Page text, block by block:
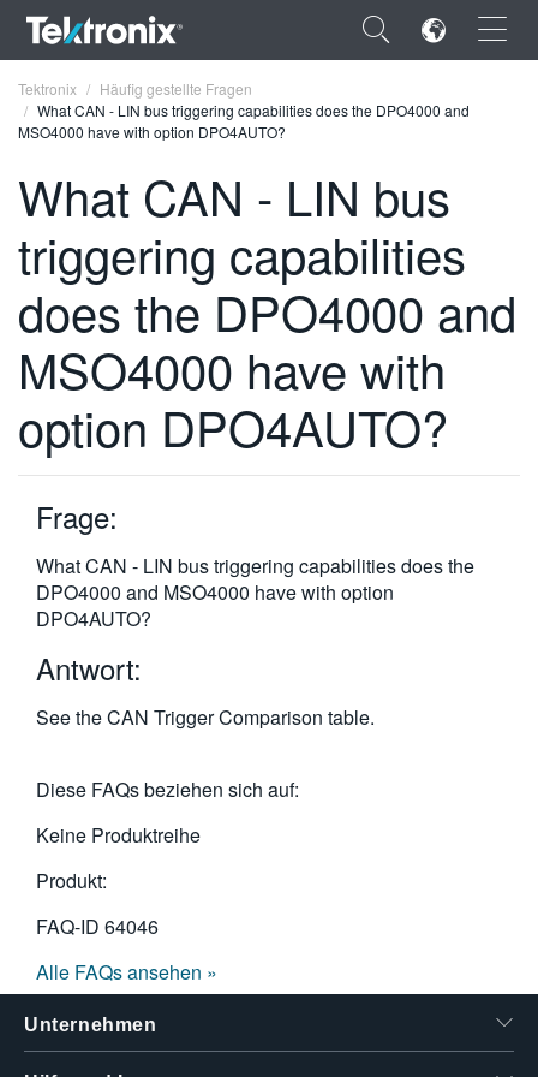
×
FRANÇAIS
DEUTSCH
VIỆT NAM
简体中文
한국어
繁體中文
Tektronix
Häufig gestellte Fragen
What CAN - LIN bus triggering capabilities does the DPO4000 and
MSO4000 have with option DPO4AUTO?
What CAN - LIN bus
triggering capabilities
does the DPO4000 and
MSO4000 have with
option DPO4AUTO?
Frage:
What CAN - LIN bus triggering capabilities does the
DPO4000 and MSO4000 have with option
DPO4AUTO?
Antwort:
See the CAN Trigger Comparison table.
Diese FAQs beziehen sich auf:
Keine Produktreihe
Produkt:
FAQ-ID 64046
Alle FAQs ansehen »
Unternehmen